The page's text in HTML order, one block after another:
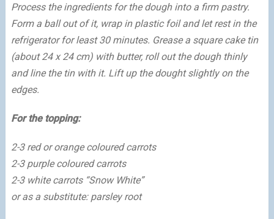
Process the ingredients for the dough into a firm pastry.
Form a ball out of it, wrap in plastic foil and let rest in the
refrigerator for least 30 minutes. Grease a square cake tin
(about 24 x 24 cm) with butter, roll out the dough thinly
and line the tin with it. Lift up the dought slightly on the
edges.
For the topping:
2-3 red or orange coloured carrots
2-3 purple coloured carrots
2-3 white carrots “Snow White”
or as a substitute: parsley root